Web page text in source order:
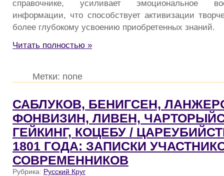
справочнике, усиливает эмоциональное
информации, что способствует активизации
более глубокому усвоению приобретенных знаний.
Читать полностью »
Метки: none
САБЛУКОВ, БЕНИГСЕН,
ФОНВИЗИН, ЛИВЕН,
ГЕЙКИНГ, КОЦЕБУ /
1801 ГОДА: ЗАПИСКИ
СОВРЕМЕННИКОВ
Рубрика: Русский Круг